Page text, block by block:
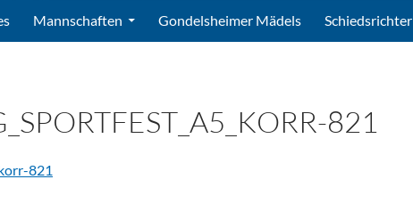
springen
Mannschaften Gondelsheimer Mädels Schiedsrichter
821
821